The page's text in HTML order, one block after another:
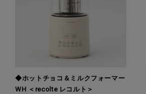
◆ホットチョコ＆ミルクフォーマー
WH ＜recolte レコルト＞